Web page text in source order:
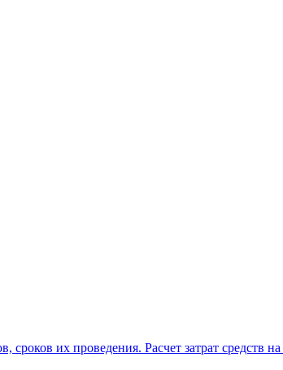
их проведения. Расчет затрат средств